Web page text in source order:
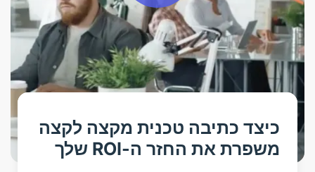
כיצד כתיבה טכנית מקצה לקצה
משפרת את החזר ה-ROI שלך